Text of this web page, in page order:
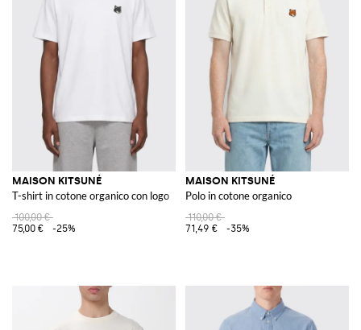
MAISON KITSUNÉ
T-shirt in cotone organico con logo
100,00 €
75,00 €
-25%
MAISON KITSUNÉ
Polo in cotone organico
110,00 €
71,49 €
-35%